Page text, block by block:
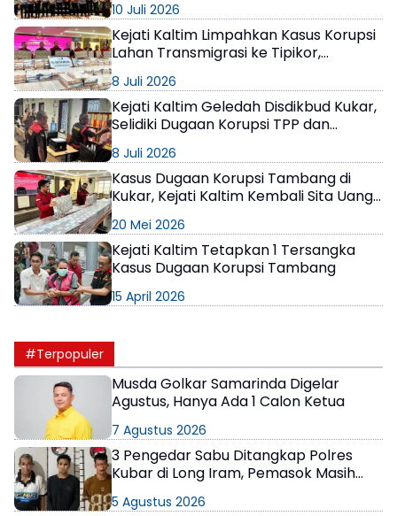
Kaltim
10 Juli 2026
Kejati Kaltim Limpahkan Kasus Korupsi
Lahan Transmigrasi ke Tipikor,
8 Juli 2026
Kejati Kaltim Geledah Disdikbud Kukar,
Selidiki Dugaan Korupsi TPP dan
8 Juli 2026
Kasus Dugaan Korupsi Tambang di
Kukar, Kejati Kaltim Kembali Sita Uang
20 Mei 2026
Kejati Kaltim Tetapkan 1 Tersangka
Kasus Dugaan Korupsi Tambang
15 April 2026
#Terpopuler
Musda Golkar Samarinda Digelar
Agustus, Hanya Ada 1 Calon Ketua
7 Agustus 2026
3 Pengedar Sabu Ditangkap Polres
Kubar di Long Iram, Pemasok Masih
5 Agustus 2026